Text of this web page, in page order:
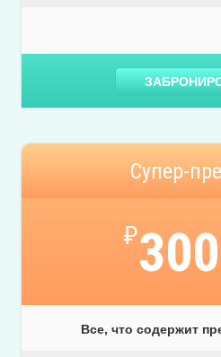
Супер-
₽
Все, что содержит